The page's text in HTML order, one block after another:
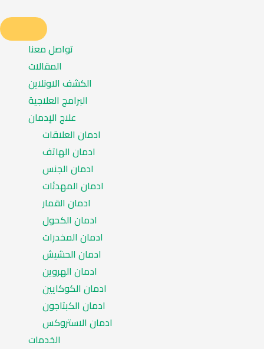
تواصل معنا
المقالات
الكشف الاونلاين
البرامج العلاجية
علاج الإدمان
ادمان العلاقات
ادمان الهاتف
ادمان الجنس
ادمان المهدئات
ادمان القمار
ادمان الكحول
ادمان المخدرات
ادمان الحشيش
ادمان الهروين
ادمان الكوكايين
ادمان الكبتاجون
ادمان الاستروكس
الخدمات